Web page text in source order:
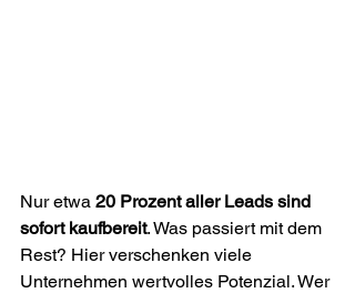
Nur etwa 20 Prozent aller Leads sind
sofort kaufbereit. Was passiert mit dem
Rest? Hier verschenken viele
Unternehmen wertvolles Potenzial. Wer